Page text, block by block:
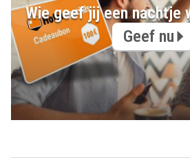
Wie geef jij een nachtje
Geef nu